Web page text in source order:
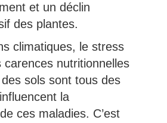
et un déclin
des plantes.
climatiques, le stress
carences nutritionnelles
sols sont tous des
la
ces maladies. C’est